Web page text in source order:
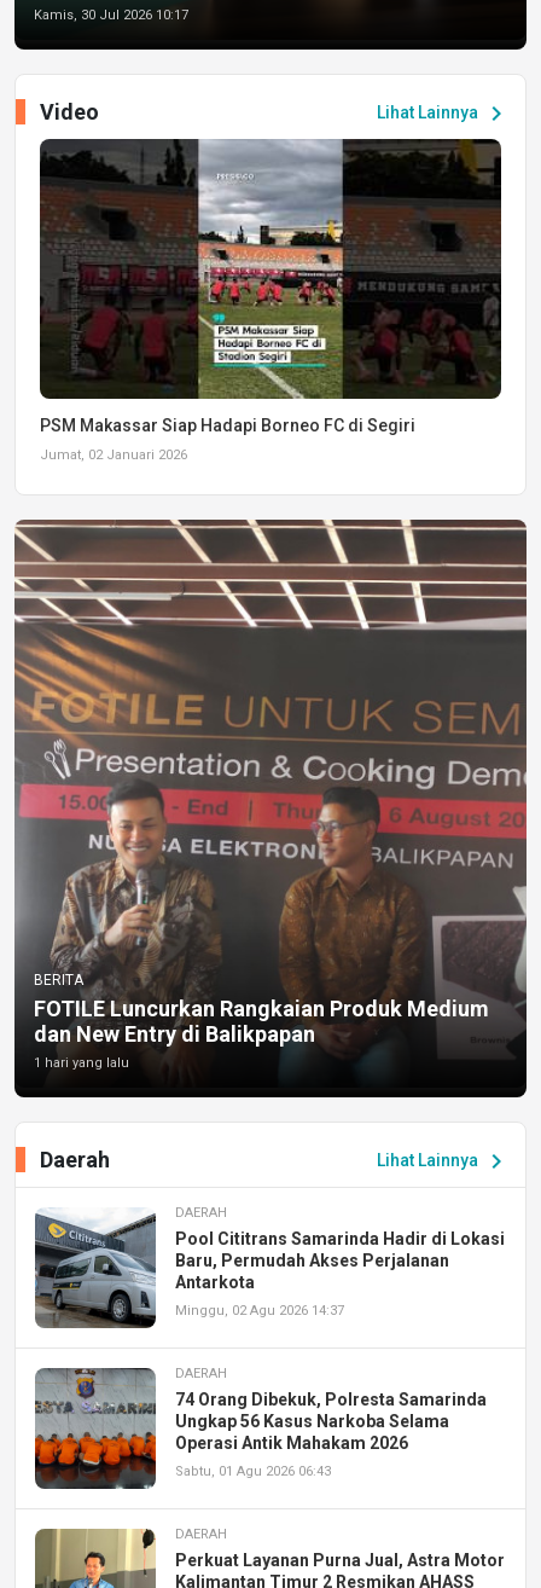
Kamis, 30 Jul 2026 10:17
Lihat Lainnya chevron_right
Video
PSM Makassar Siap Hadapi Borneo FC di Segiri
Jumat, 02 Januari 2026
BERITA
FOTILE Luncurkan Rangkaian Produk Medium
dan New Entry di Balikpapan
1 hari yang lalu
Lihat Lainnya chevron_right
Daerah
DAERAH
Pool Cititrans Samarinda Hadir di Lokasi
Baru, Permudah Akses Perjalanan
Antarkota
Minggu, 02 Agu 2026 14:37
DAERAH
74 Orang Dibekuk, Polresta Samarinda
Ungkap 56 Kasus Narkoba Selama
Operasi Antik Mahakam 2026
Sabtu, 01 Agu 2026 06:43
DAERAH
Perkuat Layanan Purna Jual, Astra Motor
Kalimantan Timur 2 Resmikan AHASS